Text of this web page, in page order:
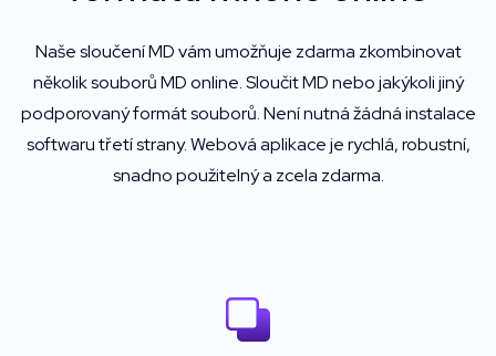
Naše sloučení MD vám umožňuje zdarma zkombinovat
několik souborů MD online. Sloučit MD nebo jakýkoli jiný
podporovaný formát souborů. Není nutná žádná instalace
softwaru třetí strany. Webová aplikace je rychlá, robustní,
snadno použitelný a zcela zdarma.